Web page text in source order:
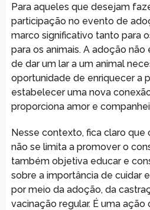
Para aqueles que desejam
participação no evento de
marco significativo tanto para
para os animais. A adoção
de dar um lar a um animal
oportunidade de enriquecer a
estabelecer uma nova
proporciona amor e
Nesse contexto, fica claro que
não se limita a promover o
também objetiva educar e
sobre a importância de cuidar
por meio da adoção, da
vacinação regular. É uma